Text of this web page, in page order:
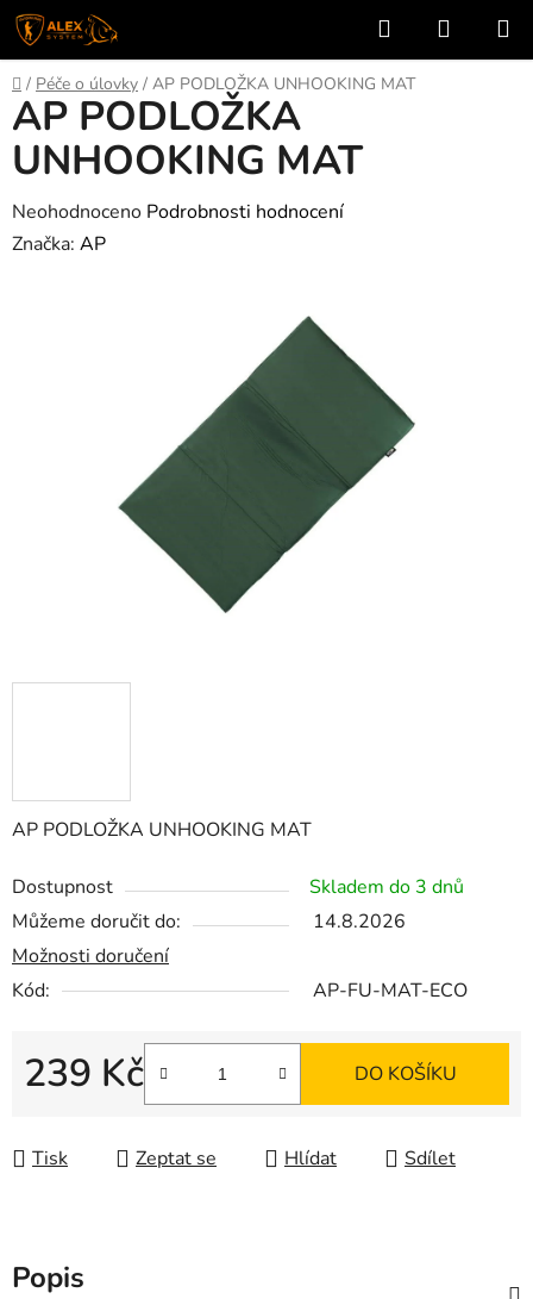
Přejít
na
obsah
Hledat
KOŠÍK
Domů
/ Péče o úlovky / AP PODLOŽKA UNHOOKING MAT
AP PODLOŽKA UNHOOKING MAT
Dostupnost
Skladem do 3 dnů
Můžeme doručit do:
14.8.2026
Možnosti doručení
Kód:
AP-FU-MAT-ECO
239 Kč DO KOŠÍKU
Tisk Zeptat se Hlídat Sdílet
AP PODLOŽKA
UNHOOKING MAT
Průměrné
hodnocení
Neohodnoceno Podrobnosti hodnocení
Značka: AP
Popis